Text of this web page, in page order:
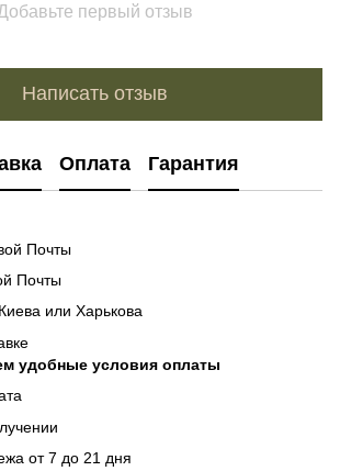
первый отзыв
Написать отзыв
Оплата Гарантия
Почты
Почты
или Харькова
удобные условия оплаты
от 7 до 21 дня